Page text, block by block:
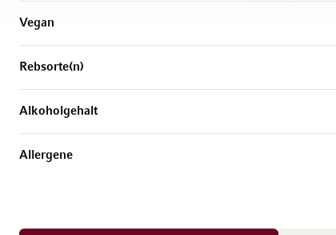
Vegan
Rebsorte(n)
Alkoholgehalt
Allergene